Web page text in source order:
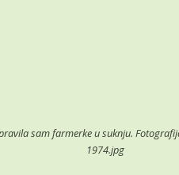
sam farmerke u suknju.
1974.jpg